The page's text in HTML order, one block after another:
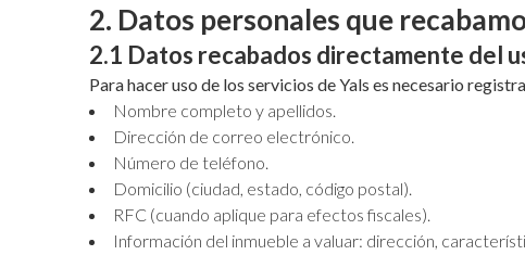
2. Datos personales que
2.1 Datos recabados directamente del
Para hacer uso de los servicios de Yals es necesario
Nombre completo y apellidos.
Dirección de correo electrónico.
Número de teléfono.
Domicilio (ciudad, estado, código postal).
RFC (cuando aplique para efectos fiscales).
Información del inmueble a valuar: dirección,